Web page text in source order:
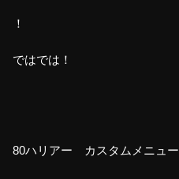
！
ではでは！
80ハリアー カスタムメニュー